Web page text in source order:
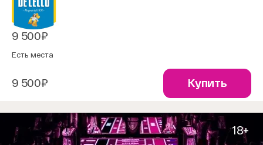
9 500₽
Есть места
9 500₽ Купить
18+